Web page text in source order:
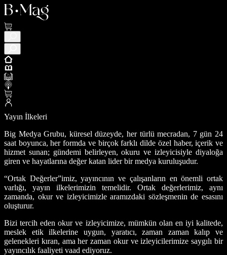
Yayın İlkeleri
Big Medya Grubu, küresel düzeyde, her türlü mecradan, 7 gün 24
saat boyunca, her formda ve birçok farklı dilde özel haber, içerik ve
hizmet sunan; gündemi belirleyen, okuru ve izleyicisiyle diyaloğa
giren ve hayatlarına değer katan lider bir medya kuruluşudur.
“Ortak Değerler”imiz, yayıncının ve çalışanların en önemli ortak
varlığı, yayın ilkelerimizin temelidir. Ortak değerlerimiz, aynı
zamanda, okur ve izleyicimizle aramızdaki sözleşmenin de esasını
oluşturur.
Bizi tercih eden okur ve izleyicimize, mümkün olan en iyi kalitede,
meslek etik ilkelerine uygun, yaratıcı, zaman zaman kalıp ve
gelenekleri kıran, ama her zaman okur ve izleyicilerimize saygılı bir
yayıncılık faaliyeti vaad ediyoruz.